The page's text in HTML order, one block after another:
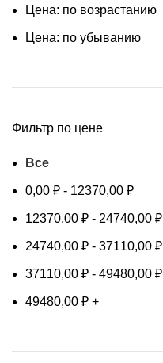
Цена: по возрастанию
Цена: по убыванию
Фильтр по цене
Все
0,00 ₽ - 12370,00 ₽
12370,00 ₽ - 24740,00 ₽
24740,00 ₽ - 37110,00 ₽
37110,00 ₽ - 49480,00 ₽
49480,00 ₽ +